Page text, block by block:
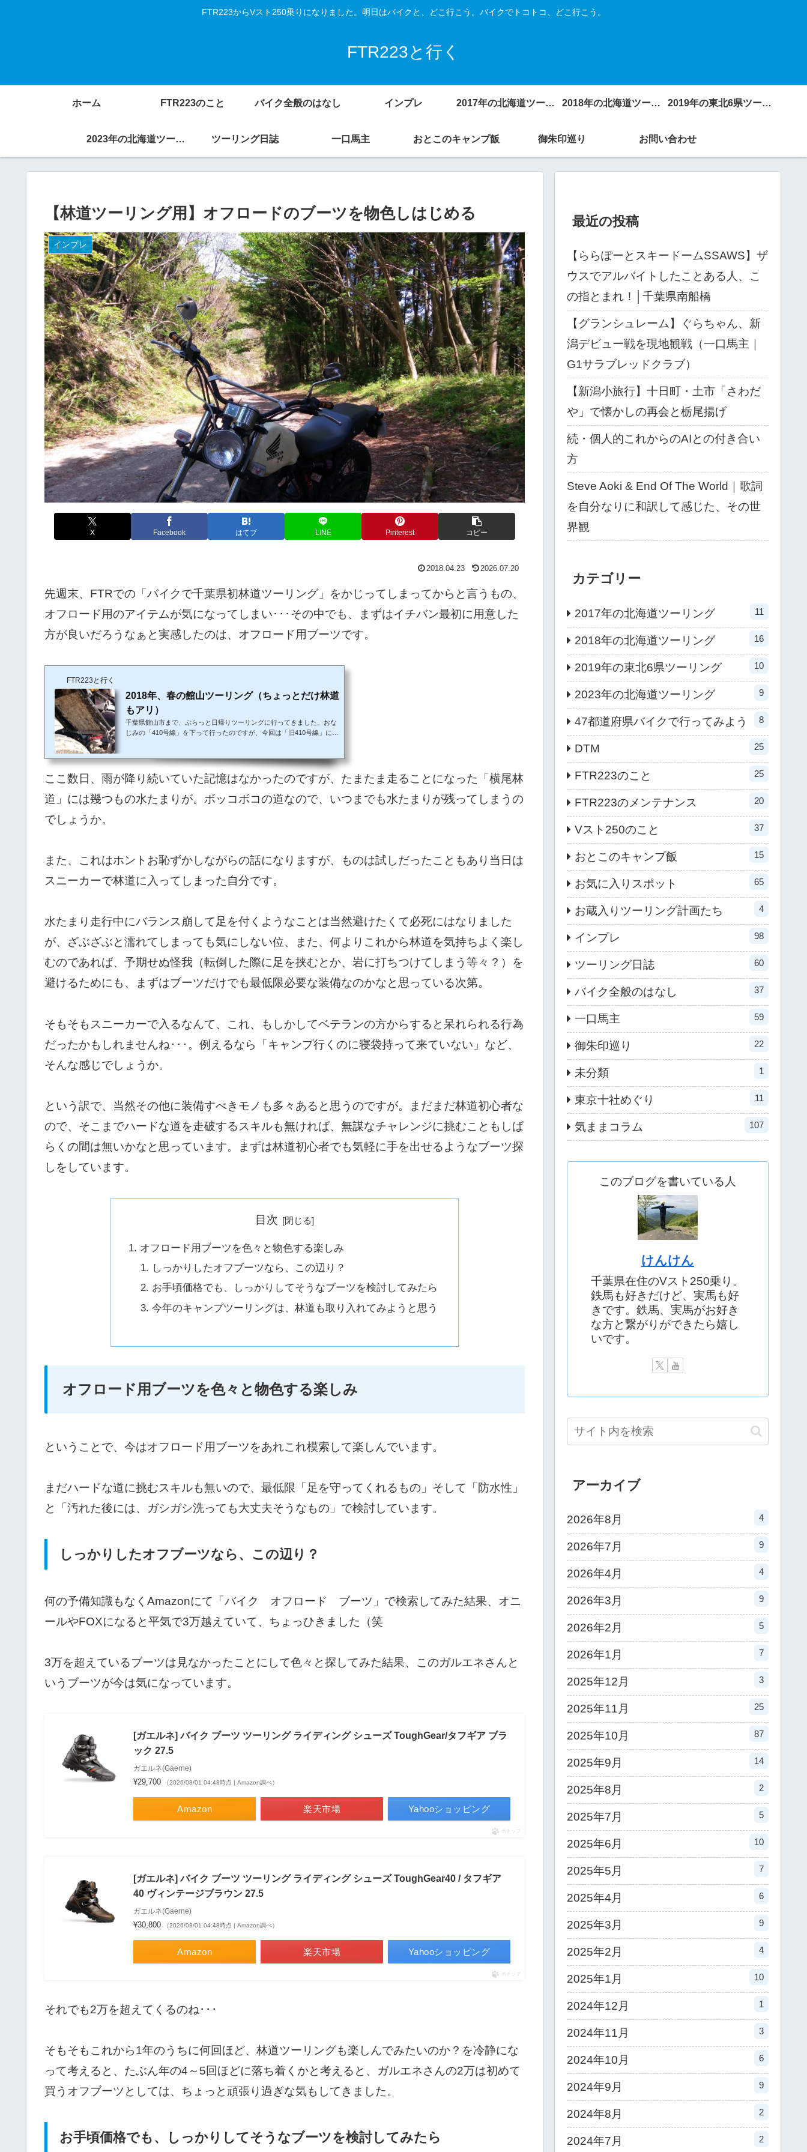
FTR223からVスト250乗りになりました。明日はバイクと、どこ行こう。バイクでトコトコ、どこ行こう。
FTR223と行く
ホーム FTR223のこと バイク全般のはなし インプレ 2017年の北海道ツーリング 2018年の北海道ツーリング 2019年の東北6県ツーリング
2023年の北海道ツーリング ツーリング日誌 一口馬主 おとこのキャンプ飯 御朱印巡り お問い合わせ
【林道ツーリング用】オフロードのブーツを物色しはじめる
インプレ
X Facebook はてブ LINE Pinterest コピー
2018.04.23 2026.07.20
先週末、FTRでの「バイクで千葉県初林道ツーリング」をかじってしまってからと言うもの、
オフロード用のアイテムが気になってしまい･･･その中でも、まずはイチバン最初に用意した
方が良いだろうなぁと実感したのは、オフロード用ブーツです。
FTR223と行く
2018年、春の館山ツーリング（ちょっとだけ林道
もアリ）
千葉県館山市まで、ぶらっと日帰りツーリングに行ってきました。おな
じみの「410号線」を下って行ったのですが、今回は「旧410号線」にも
過ぎた後、君鴨トンネルの手前にある、この看板の50mほど先を左折す
ると旧410号線に入ることができます。少しは旧国道に乗り入れ可能な
ものと想像していたのですが、入口の時点でゲート封鎖されていまし
た。と言うことで予定を変更して、そのまま道なりに進んでい...
ここ数日、雨が降り続いていた記憶はなかったのですが、たまたま走ることになった「横尾林
道」には幾つもの水たまりが。ボッコボコの道なので、いつまでも水たまりが残ってしまうの
でしょうか。
また、これはホントお恥ずかしながらの話になりますが、ものは試しだったこともあり当日は
スニーカーで林道に入ってしまった自分です。
水たまり走行中にバランス崩して足を付くようなことは当然避けたくて必死にはなりました
が、ざぶざぶと濡れてしまっても気にしない位、また、何よりこれから林道を気持ちよく楽し
むのであれば、予期せぬ怪我（転倒した際に足を挟むとか、岩に打ちつけてしまう等々？）を
避けるためにも、まずはブーツだけでも最低限必要な装備なのかなと思っている次第。
そもそもスニーカーで入るなんて、これ、もしかしてベテランの方からすると呆れられる行為
だったかもしれませんね･･･。例えるなら「キャンプ行くのに寝袋持って来ていない」など、
そんな感じでしょうか。
という訳で、当然その他に装備すべきモノも多々あると思うのですが。まだまだ林道初心者な
ので、そこまでハードな道を走破するスキルも無ければ、無謀なチャレンジに挑むこともしば
らくの間は無いかなと思っています。まずは林道初心者でも気軽に手を出せるようなブーツ探
しをしています。
目次
オフロード用ブーツを色々と物色する楽しみ
しっかりしたオフブーツなら、この辺り？
お手頃価格でも、しっかりしてそうなブーツを検討してみたら
今年のキャンプツーリングは、林道も取り入れてみようと思う
オフロード用ブーツを色々と物色する楽しみ
ということで、今はオフロード用ブーツをあれこれ模索して楽しんでいます。
まだハードな道に挑むスキルも無いので、最低限「足を守ってくれるもの」そして「防水性」
と「汚れた後には、ガシガシ洗っても大丈夫そうなもの」で検討しています。
しっかりしたオフブーツなら、この辺り？
何の予備知識もなくAmazonにて「バイク オフロード ブーツ」で検索してみた結果、オニ
ールやFOXになると平気で3万越えていて、ちょっひきました（笑
3万を超えているブーツは見なかったことにして色々と探してみた結果、このガルエネさんと
いうブーツが今は気になっています。
[ガエルネ] バイク ブーツ ツーリング ライディング シューズ ToughGear/タフギア ブラ
ック 27.5
ガエルネ(Gaerne)
¥29,700 （2026/08/01 04:48時点 | Amazon調べ）
Amazon 楽天市場 Yahooショッピング
ポチップ
[ガエルネ] バイク ブーツ ツーリング ライディング シューズ ToughGear40 / タフギア
40 ヴィンテージブラウン 27.5
ガエルネ(Gaerne)
¥30,800 （2026/08/01 04:48時点 | Amazon調べ）
Amazon 楽天市場 Yahooショッピング
ポチップ
それでも2万を超えてくるのね･･･
そもそもこれから1年のうちに何回ほど、林道ツーリングも楽しんでみたいのか？を冷静にな
って考えると、たぶん年の4～5回ほどに落ち着くかと考えると、ガルエネさんの2万は初めて
買うオフブーツとしては、ちょっと頑張り過ぎな気もしてきました。
お手頃価格でも、しっかりしてそうなブーツを検討してみたら
最近の投稿
【ららぽーとスキードームSSAWS】ザ
ウスでアルバイトしたことある人、こ
の指とまれ！│千葉県南船橋
【グランシュレーム】ぐらちゃん、新
潟デビュー戦を現地観戦（一口馬主｜
G1サラブレッドクラブ）
【新潟小旅行】十日町・土市「さわだ
や」で懐かしの再会と栃尾揚げ
続・個人的これからのAIとの付き合い
方
Steve Aoki & End Of The World｜歌詞
を自分なりに和訳して感じた、その世
界観
カテゴリー
2017年の北海道ツーリング 11
2018年の北海道ツーリング 16
2019年の東北6県ツーリング 10
2023年の北海道ツーリング 9
47都道府県バイクで行ってみよう 8
DTM 25
FTR223のこと 25
FTR223のメンテナンス 20
Vスト250のこと 37
おとこのキャンプ飯 15
お気に入りスポット 65
お蔵入りツーリング計画たち 4
インプレ 98
ツーリング日誌 60
バイク全般のはなし 37
一口馬主 59
御朱印巡り 22
未分類 1
東京十社めぐり 11
気ままコラム 107
このブログを書いている人
けんけん
千葉県在住のVスト250乗り。
鉄馬も好きだけど、実馬も好
きです。鉄馬、実馬がお好き
な方と繋がりができたら嬉し
いです。
アーカイブ
2026年8月 4
2026年7月 9
2026年4月 4
2026年3月 9
2026年2月 5
2026年1月 7
2025年12月 3
2025年11月 25
2025年10月 87
2025年9月 14
2025年8月 2
2025年7月 5
2025年6月 10
2025年5月 7
2025年4月 6
2025年3月 9
2025年2月 4
2025年1月 10
2024年12月 1
2024年11月 3
2024年10月 6
2024年9月 9
2024年8月 2
2024年7月 2